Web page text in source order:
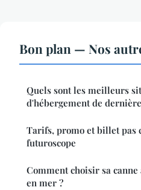
Bon plan — Nos
Quels sont les meilleurs
d'hébergement de
Tarifs, promo et billet pas
futuroscope
Comment choisir sa canne
en mer ?